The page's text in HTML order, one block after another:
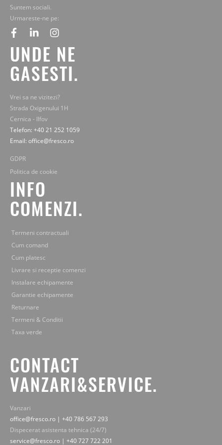
Suntem sociali.
Urmareste-ne pe:
facebook
linkedininstagram
UNDE NE
GASESTI.
Vrei sa ne vizitezi?
Strada Oxigenului 1H
Cernica - Ilfov
Telefon: +40 21 252 1059
Email: office@fresco.ro
GDPR
Politica de cookie
INFO
COMENZI.
Termeni contractuali
Cum comand
Cum platesc
Livrare si receptie comenzi
Instalare echipamente
Garantie echipamente
Returnare
Termeni & Conditii
Taxa verde
CONTACT
VANZARI&SERVICE.
Vanzari
office@fresco.ro | +40 786 567 293
Dispecerat asistenta tehnica (24/7)
service@fresco.ro | +40 727 722 201